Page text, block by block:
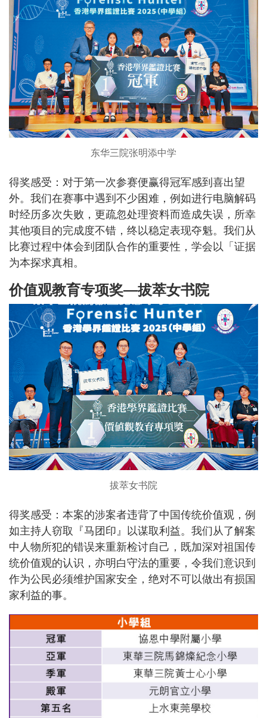
东华三院张明添中学
得奖感受：对于第一次参赛便赢得冠军感到喜出望
外。我们在赛事中遇到不少困难，例如进行电脑解码
时经历多次失败，更疏忽处理资料而造成失误，所幸
其他项目的完成度不错，终以稳定表现夺魁。我们从
比赛过程中体会到团队合作的重要性，学会以「证据
为本探求真相。
价值观教育专项奖—拔萃女书院
拔萃女书院
得奖感受：本案的涉案者违背了中国传统价值观，例
如主持人窃取『马团印』以谋取利益。我们从了解案
中人物所犯的错误来重新检讨自己，既加深对祖国传
统价值观的认识，亦明白守法的重要，令我们意识到
作为公民必须维护国家安全，绝对不可以做出有损国
家利益的事。